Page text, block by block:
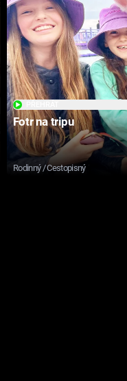
Fotr na tripu
Rodinný / Cestopisný